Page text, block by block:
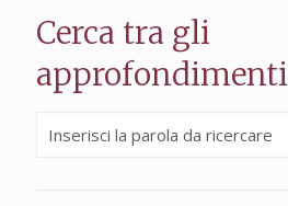
Cerca tra gli
approfondimenti